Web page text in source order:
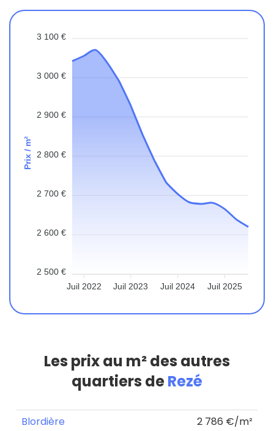
3 100 €
3 000 €
2 900 €
2 800 €
2 700 €
2 600 €
2 500 €
Prix / m²
Juil 2022 Juil 2023 Juil 2024 Juil 2025
Les prix au m² des autres
quartiers deRezé
Blordière 2 786 €/m²